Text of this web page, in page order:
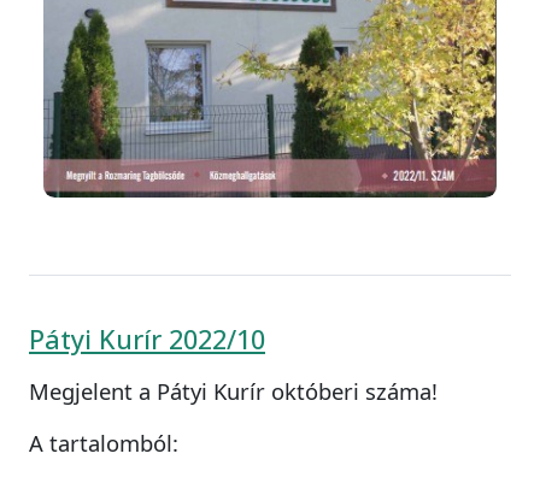
Pátyi Kurír 2022/10
Megjelent a Pátyi Kurír októberi száma!
A tartalomból: